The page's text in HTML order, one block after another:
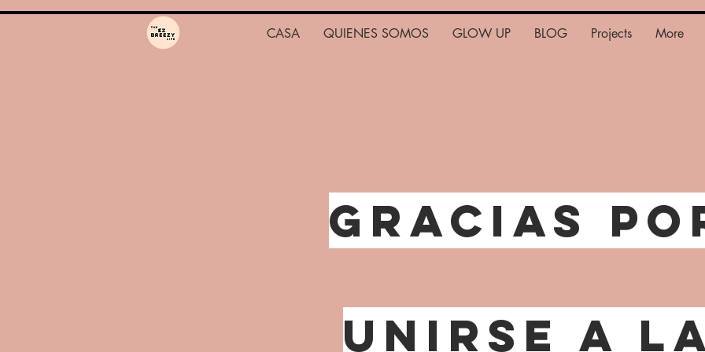
CASA QUIENES SOMOS GLOW UP BLOG Projects More
Gracias
unirse a